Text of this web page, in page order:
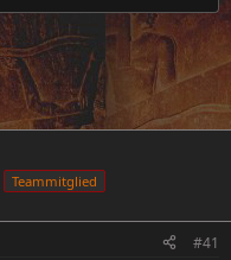
Teammitglied
#41